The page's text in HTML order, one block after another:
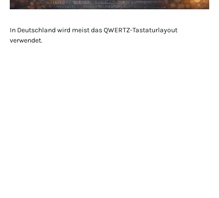
In Deutschland wird meist das QWERTZ-Tastaturlayout
verwendet.